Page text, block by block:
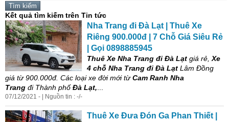
Kết quả tìm kiếm trên Tin tức
Nha Trang đi Đà Lạt | Thuê Xe
Riêng 900.000đ | 7 Chỗ Giá Siêu Rẻ
| Gọi 0898885945
Thuê Xe Nha Trang đi Đà Lạt giá rẻ, Xe
4 chỗ Nha Trang đi Đà Lạt Lâm Đồng
giá từ 900.000đ. Các loại xe đời mới từCam Ranh Nha
Trang đi Thành phốĐà Lạt,
07/12/2021 - | Nguồn tin : -/-
Thuê Xe Đưa Đón Ga Phan Thiết |